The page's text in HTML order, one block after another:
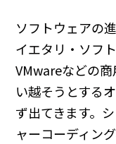
ソフトウェアの
イエタリ・ソフ
VMwareなどの
い越そうとする
ず出てきます。
ャーコーディン